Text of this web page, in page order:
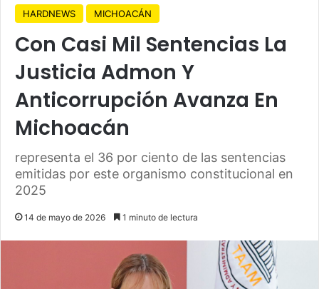
HARDNEWS MICHOACÁN
Con Casi Mil Sentencias La
Justicia Admon Y
Anticorrupción Avanza En
Michoacán
representa el 36 por ciento de las sentencias
emitidas por este organismo constitucional en
2025
14 de mayo de 2026 1 minuto de lectura